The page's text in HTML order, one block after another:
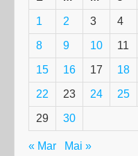
1 2 3 4
8 9 10 11
15 16 17 18
22 23 24 25
29 30
« Mar Mai »